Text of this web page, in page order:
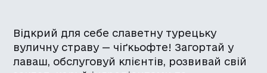
Відкрий для себе славетну турецьку
вуличну страву — чіґкьофте! Загортай у
лаваш, обслуговуй клієнтів, розвивай свій